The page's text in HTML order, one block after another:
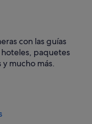
con las guías
paquetes
mucho más.